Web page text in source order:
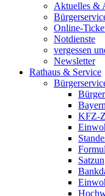
Aktuelles &
Online-
Notdienste
vergessen
Newsletter
Rathaus & Service
KFZ-